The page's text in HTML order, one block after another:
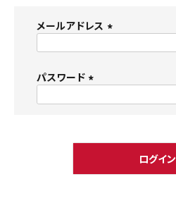
目的別に探す
SNS
ようこそ ゲスト 様
メールアドレス
パスワード
)
ログイン